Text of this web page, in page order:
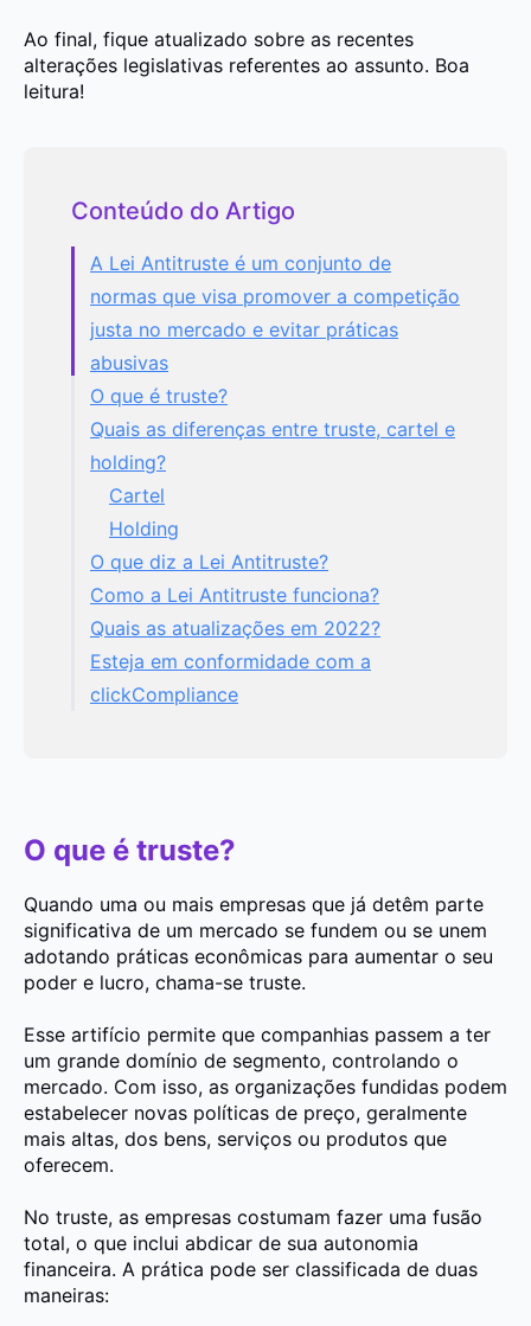
Ao final, fique atualizado sobre as recentes
alterações legislativas referentes ao assunto. Boa
leitura!
Conteúdo do Artigo
A Lei Antitruste é um conjunto de
normas que visa promover a competição
justa no mercado e evitar práticas
abusivas
O que é truste?
Quais as diferenças entre truste, cartel e
holding?
Cartel
Holding
O que diz a Lei Antitruste?
Como a Lei Antitruste funciona?
Quais as atualizações em 2022?
Esteja em conformidade com a
clickCompliance
O que é truste?
Quando uma ou mais empresas que já detêm parte
significativa de um mercado se fundem ou se unem
adotando práticas econômicas para aumentar o seu
poder e lucro, chama-se truste.
Esse artifício permite que companhias passem a ter
um grande domínio de segmento, controlando o
mercado. Com isso, as organizações fundidas podem
estabelecer novas políticas de preço, geralmente
mais altas, dos bens, serviços ou produtos que
oferecem.
No truste, as empresas costumam fazer uma fusão
total, o que inclui abdicar de sua autonomia
financeira. A prática pode ser classificada de duas
maneiras: